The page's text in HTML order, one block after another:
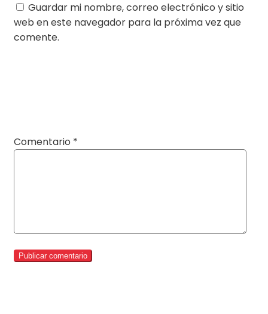
Guardar mi nombre, correo electrónico y sitio
web en este navegador para la próxima vez que
comente.
Comentario *